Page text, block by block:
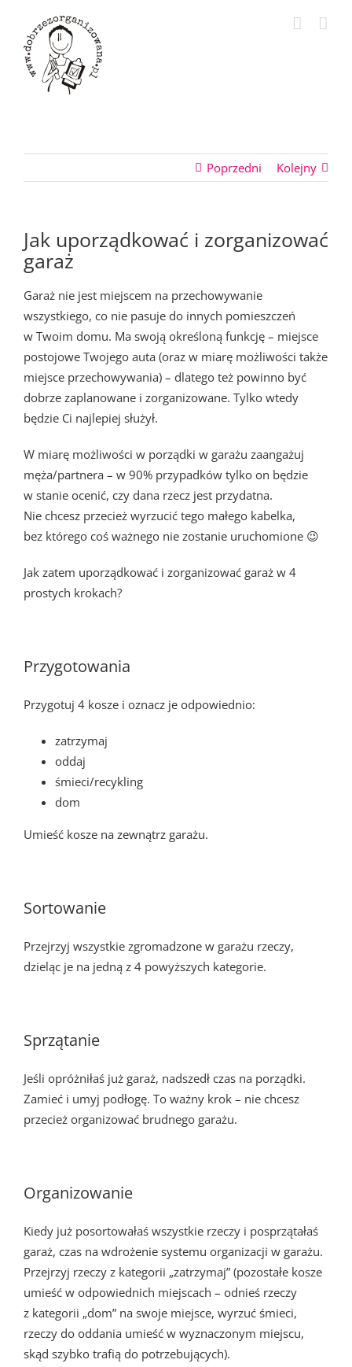
zawartości
Poprzedni Kolejny
Jak uporządkować i zorganizować
garaż
Garaż nie jest miejscem na przechowywanie
wszystkiego, co nie pasuje do innych pomieszczeń
w Twoim domu. Ma swoją określoną funkcję – miejsce
postojowe Twojego auta (oraz w miarę możliwości także
miejsce przechowywania) – dlatego też powinno być
dobrze zaplanowane i zorganizowane. Tylko wtedy
będzie Ci najlepiej służył.
W miarę możliwości w porządki w garażu zaangażuj
męża/partnera – w 90% przypadków tylko on będzie
w stanie ocenić, czy dana rzecz jest przydatna.
Nie chcesz przecież wyrzucić tego małego kabelka,
bez którego coś ważnego nie zostanie uruchomione 😉
Jak zatem uporządkować i zorganizować garaż w 4
prostych krokach?
Przygotowania
Przygotuj 4 kosze i oznacz je odpowiednio:
zatrzymaj
oddaj
śmieci/recykling
dom
Umieść kosze na zewnątrz garażu.
Sortowanie
Przejrzyj wszystkie zgromadzone w garażu rzeczy,
dzieląc je na jedną z 4 powyższych kategorie.
Sprzątanie
Jeśli opróżniłaś już garaż, nadszedł czas na porządki.
Zamieć i umyj podłogę. To ważny krok – nie chcesz
przecież organizować brudnego garażu.
Organizowanie
Kiedy już posortowałaś wszystkie rzeczy i posprzątałaś
garaż, czas na wdrożenie systemu organizacji w garażu.
Przejrzyj rzeczy z kategorii „zatrzymaj” (pozostałe kosze
umieść w odpowiednich miejscach – odnieś rzeczy
z kategorii „dom” na swoje miejsce, wyrzuć śmieci,
rzeczy do oddania umieść w wyznaczonym miejscu,
skąd szybko trafią do potrzebujących).